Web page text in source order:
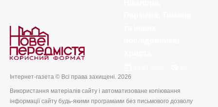
Інтернет-газета © Всі права захищені. 2026
Використання матеріалів сайту і автоматизоване копіювання
інформації сайту будь-якими програмами без письмового дозволу